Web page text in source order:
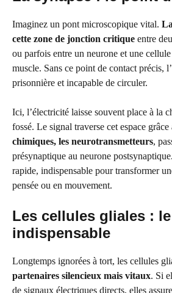
Imaginez un pont microscopique vital.
cette zone de jonction critique entre
ou parfois entre un neurone et une
muscle. Sans ce point de contact précis,
prisonnière et incapable de circuler.
Ici, l’électricité laisse souvent place à la
fossé. Le signal traverse cet espace grâce
chimiques, les neurotransmetteurs,
présynaptique au neurone
rapide, indispensable pour transformer
pensée ou en mouvement.
Les cellules gliales :
indispensable
Longtemps ignorées à tort, les cellules
partenaires silencieux mais vitaux. Si
de signaux électriques directs, elles